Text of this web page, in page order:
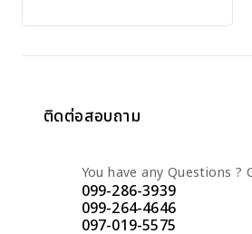
ติดต่อสอบถาม
You have any Questions ?
099-286-3939
099-264-4646
097-019-5575